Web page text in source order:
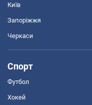
Київ
Запоріжжя
Черкаси
Спорт
Футбол
Хокей